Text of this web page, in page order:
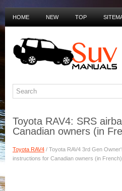
HOME NEW TOP
Toyota RAV4: SRS
Canadian owners (in
Toyota RAV4 / Toyota RAV4 3rd Gen
instructions for Canadian owners (in French)